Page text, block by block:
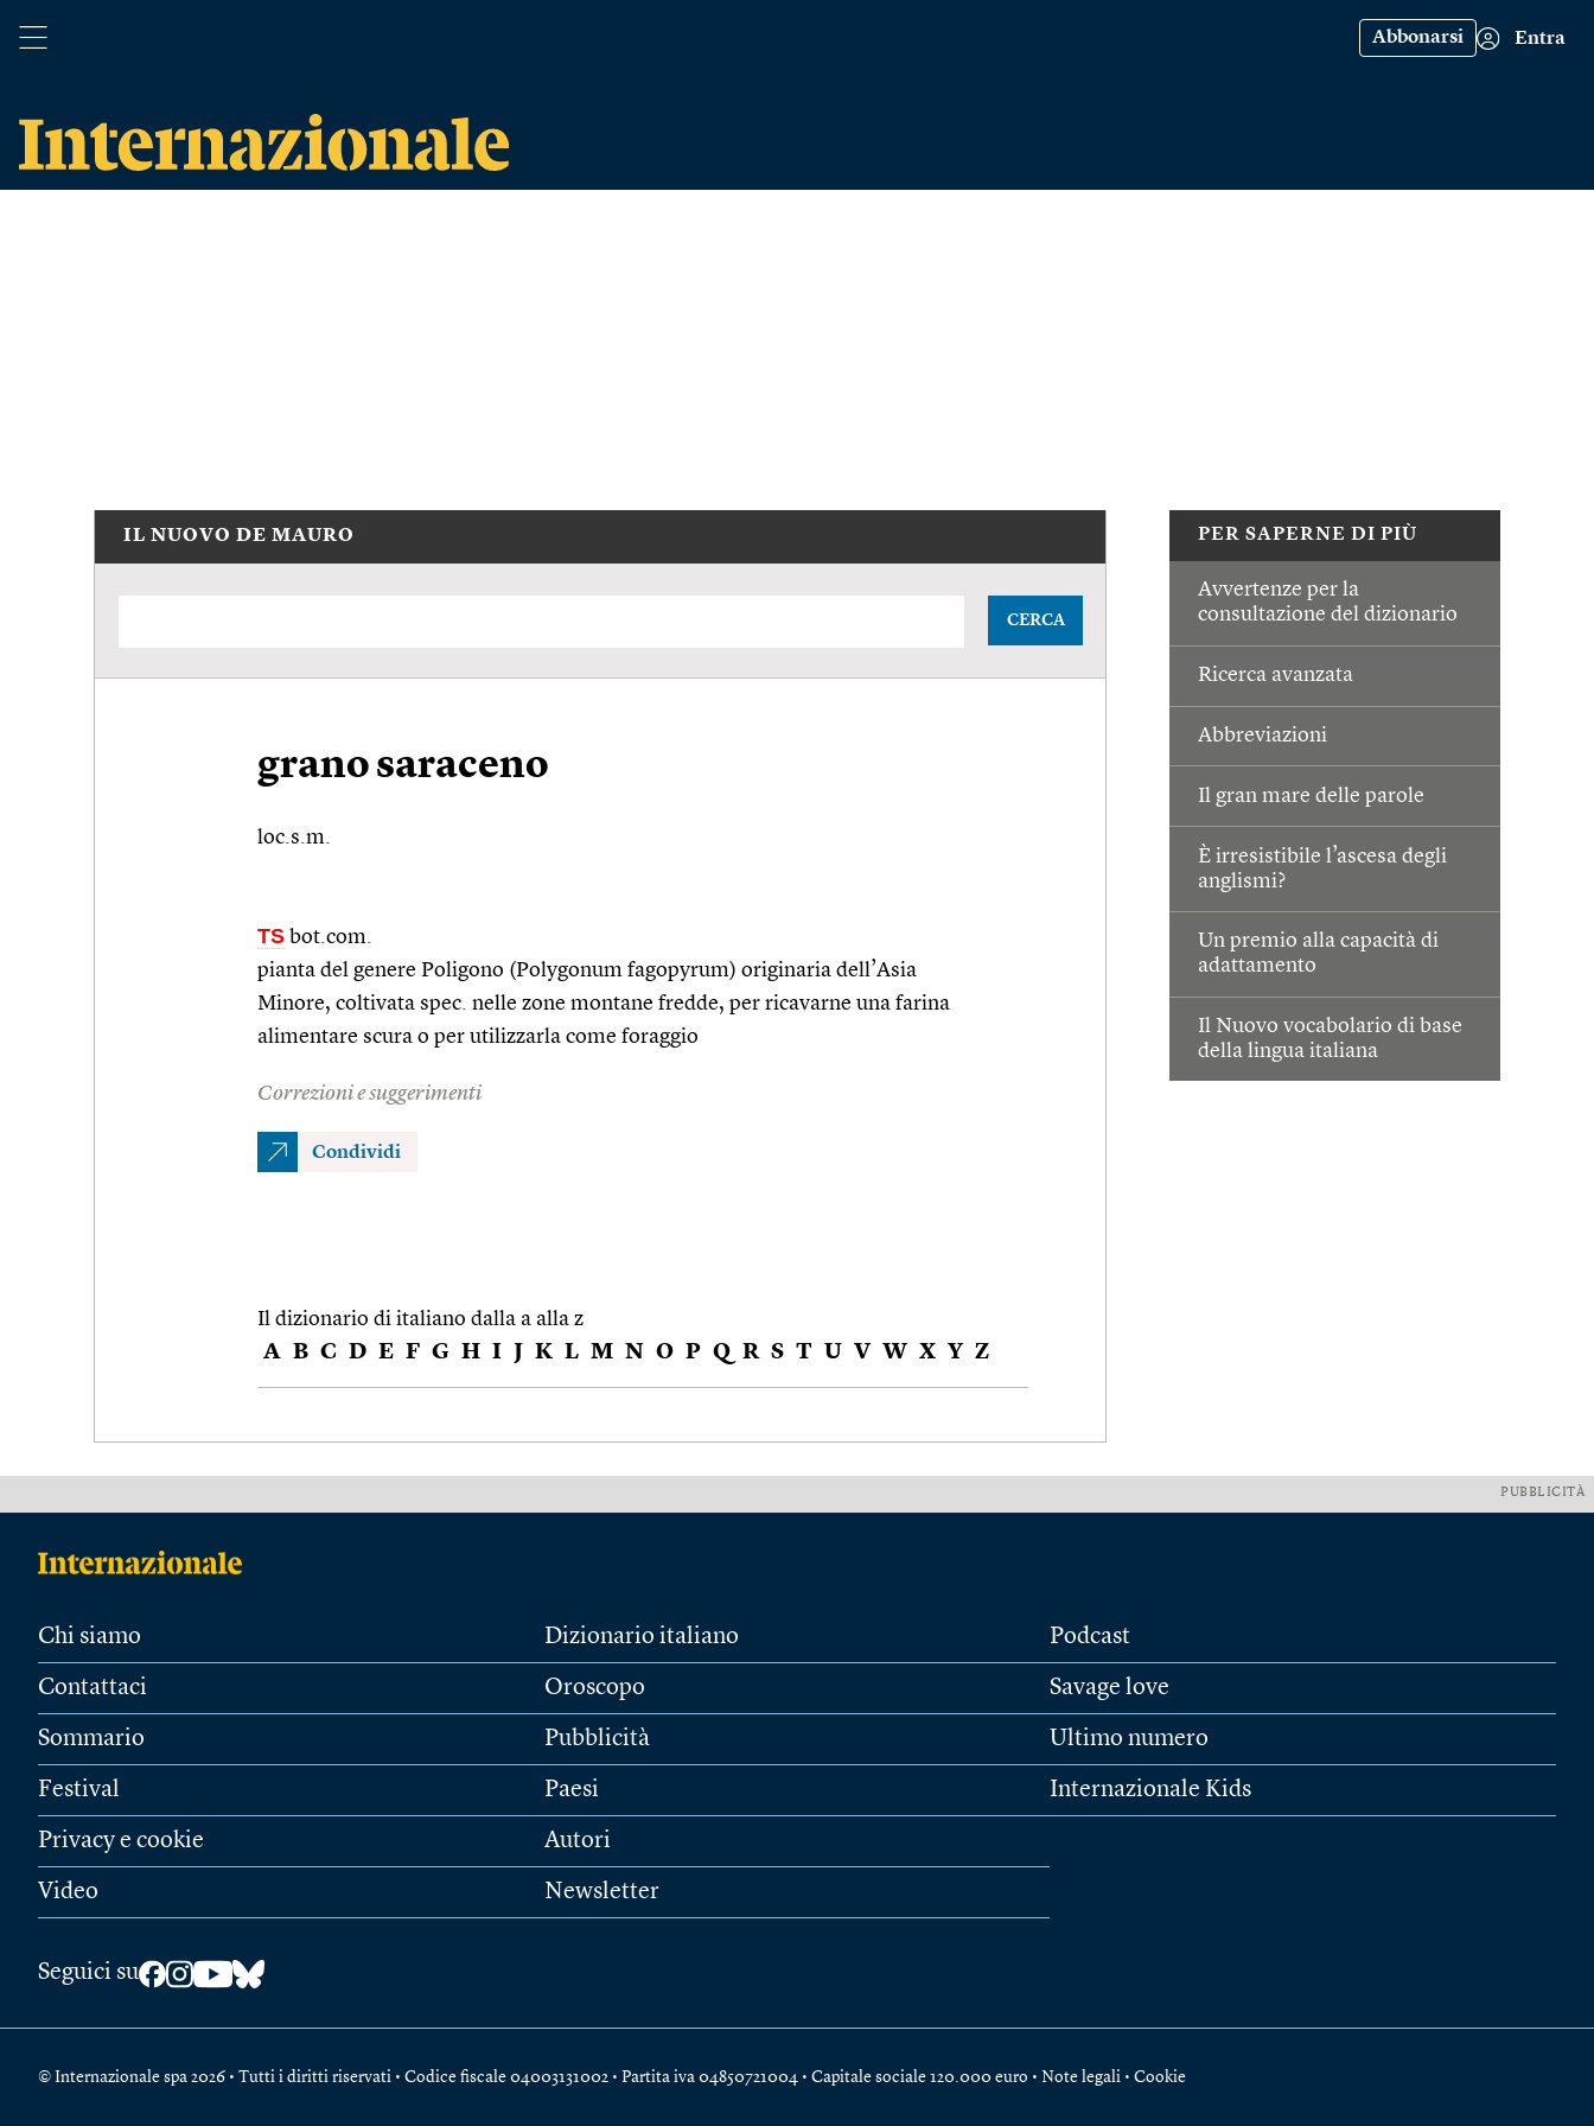
Abbonarsi Entra
PER SAPERNE DI PIÙ
Avvertenze per la
consultazione del dizionario
Ricerca avanzata
Abbreviazioni
Il gran mare delle parole
È irresistibile l’ascesa degli
anglismi?
Un premio alla capacità di
adattamento
Il Nuovo vocabolario di base
della lingua italiana
IL NUOVO DE MAURO
CERCA
grano saraceno
loc.s.m.
TS bot.com.
pianta del genere Poligono (Polygonum fagopyrum) originaria dell’Asia
Minore, coltivata spec. nelle zone montane fredde, per ricavarne una farina
alimentare scura o per utilizzarla come foraggio
Correzioni e suggerimenti
Condividi
Il dizionario di italiano dalla a alla z
A B C D E F G H I J K L M N O P Q R S T U V W X Y Z
PUBBLICITÀ
Chi siamo
Contattaci
Sommario
Festival
Privacy e cookie
Video
Dizionario italiano
Oroscopo
Pubblicità
Paesi
Autori
Newsletter
Podcast
Savage love
Ultimo numero
Internazionale Kids
Seguici su
© Internazionale spa 2026 • Tutti i diritti riservati • Codice fiscale 04003131002 • Partita iva 04850721004 • Capitale sociale 120.000 euro • Note legali • Cookie